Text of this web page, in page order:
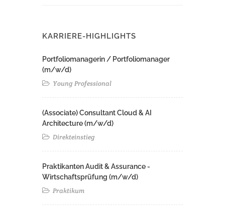
KARRIERE-HIGHLIGHTS
Portfoliomanagerin / Portfoliomanager
(m/w/d)
Young Professional
(Associate) Consultant Cloud & AI
Architecture (m/w/d)​ ​
Direkteinstieg
Praktikanten Audit & Assurance -
Wirtschaftsprüfung (m/w/d)
Praktikum